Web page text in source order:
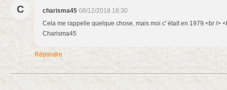
C charisma45 08/12/2018 18:30
Cela me rappelle quelque chose, mais moi c' était en 1979.<br />
Charisma45
Répondre